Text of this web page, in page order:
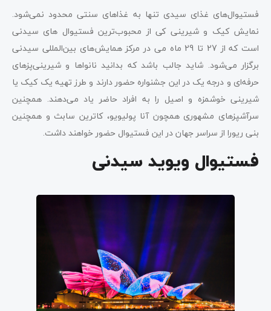
فستیوال‌های غذای سیدی تنها به غذاهای سنتی محدود نمی‌شود.
نمایش کیک و شیرینی کی از محبوب‌ترین فستیوال های سیدنی
است که از 27 تا 29 ماه می در مرکز همایش‌های بین‌المللی سیدنی
برگزار می‌شود. شاید جالب باشد که بدانید نانواها و شیرینی‌پزهای
حرفه‌ای و درجه یک در این جشنواره حضور دارند و طرز تهیه یک کیک یا
شیرینی خوشمزه و اصیل را به افراد حاضر یاد می‌دهند. همچنین
سرآشپزهای مشهوری همچون آنا پولیویو، کاترین سابث و همچنین
بنی ریورا از سراسر جهان در این فستیوال حضور خواهند داشت.
فستیوال ویوید سیدنی